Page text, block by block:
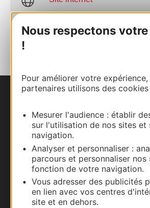
Nous respectons
!
Pour améliorer votre
partenaires utilisons des
Mesurer l'audience : établir
sur l'utilisation de nos sites et
navigation.
Analyser et personnaliser :
parcours et personnaliser nos
fonction de votre navigation.
Vous adresser des publicités
en lien avec vos centres
site et en dehors.
AJOUTER
AU CARNET
Carte interactive
Documentation